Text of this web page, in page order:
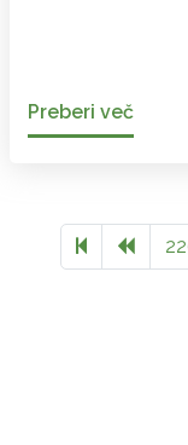
Preberi več